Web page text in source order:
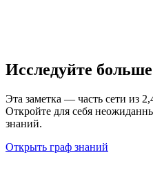
Исследуйте
Эта заметка — часть сети из
Откройте для себя
знаний.
Открыть граф знаний